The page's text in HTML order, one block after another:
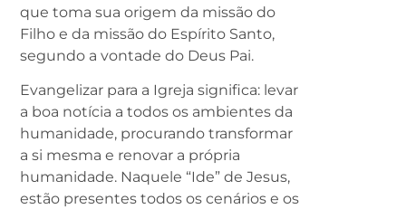
que toma sua origem da missão do
Filho e da missão do Espírito Santo,
segundo a vontade do Deus Pai.
Evangelizar para a Igreja significa: levar
a boa notícia a todos os ambientes da
humanidade, procurando transformar
a si mesma e renovar a própria
humanidade. Naquele “Ide” de Jesus,
estão presentes todos os cenários e os